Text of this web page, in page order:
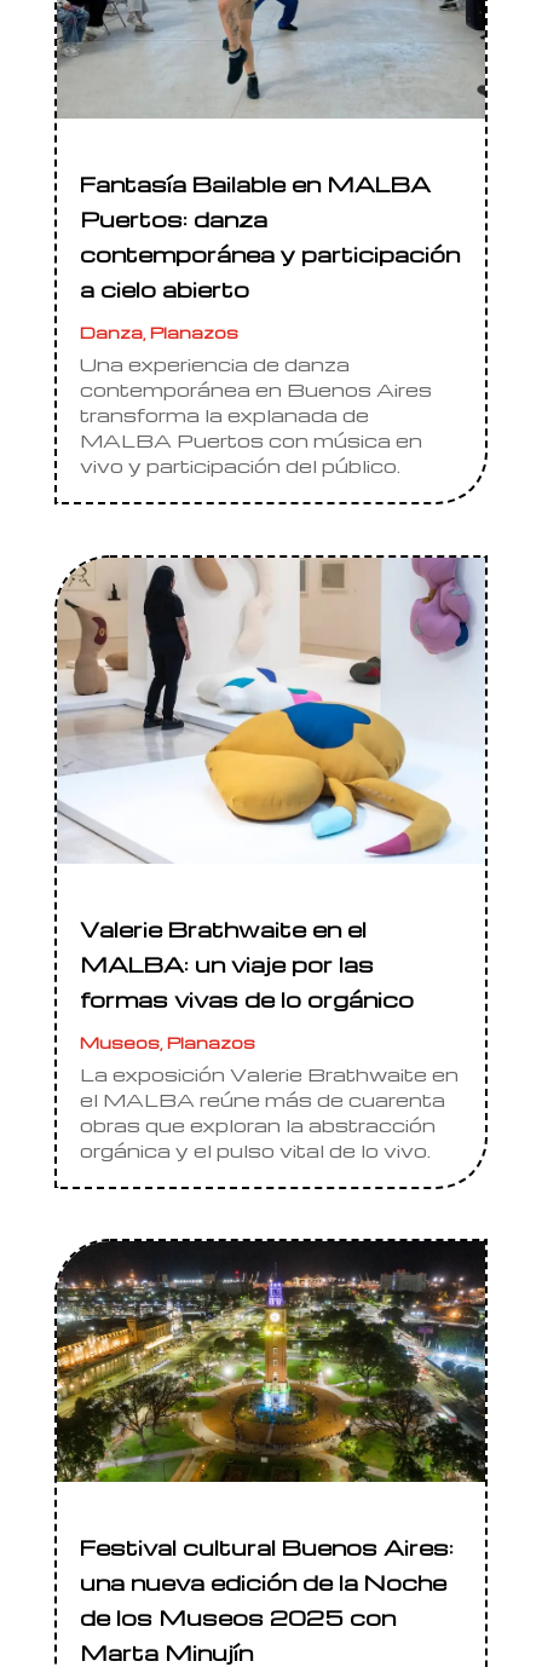
Fantasía Bailable en MALBA
Puertos: danza
contemporánea y participación
a cielo abierto
Danza,Planazos
Una experiencia de danza
contemporánea en Buenos Aires
transforma la explanada de
MALBA Puertos con música en
vivo y participación del público.
Valerie Brathwaite en el
MALBA: un viaje por las
formas vivas de lo orgánico
Museos, Planazos
La exposición Valerie Brathwaite en
el MALBA reúne más de cuarenta
obras que exploran la abstracción
orgánica y el pulso vital de lo vivo.
Festival cultural Buenos Aires:
una nueva edición de la Noche
de los Museos 2025 con
Marta Minujín